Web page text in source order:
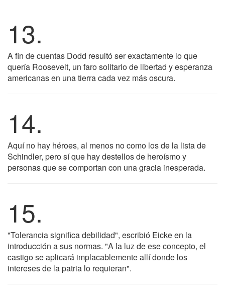
13.
A fin de cuentas Dodd resultó ser exactamente lo que
quería Roosevelt, un faro solitario de libertad y esperanza
americanas en una tierra cada vez más oscura.
14.
Aquí no hay héroes, al menos no como los de la lista de
Schindler, pero sí que hay destellos de heroísmo y
personas que se comportan con una gracia inesperada.
15.
"Tolerancia significa debilidad", escribió Eicke en la
introducción a sus normas. "A la luz de ese concepto, el
castigo se aplicará implacablemente allí donde los
intereses de la patria lo requieran".